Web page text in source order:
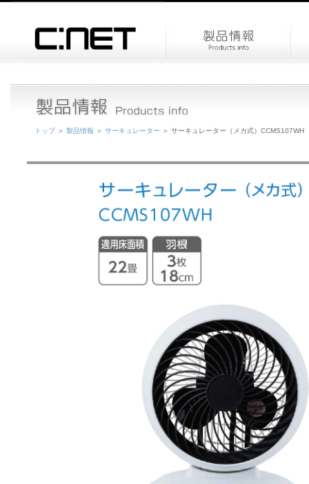
トップ＞ 製品情報 ＞ サーキュレーター ＞ サーキュレーター（メカ式）CCMS107WH